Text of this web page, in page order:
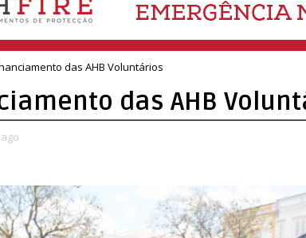
das AHB Voluntários
das AHB